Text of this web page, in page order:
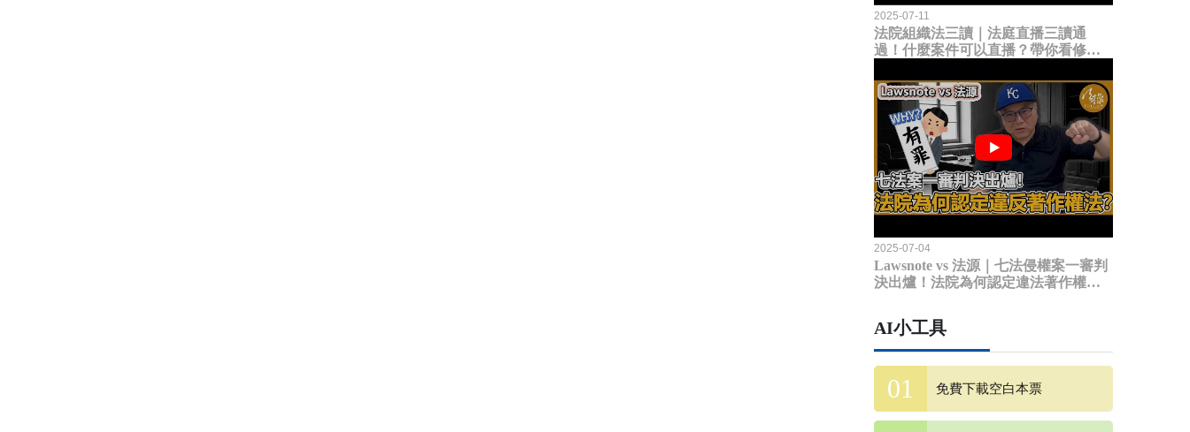
2025-07-11
法院組織法三讀｜法庭直播三讀通
過！什麼案件可以直播？帶你看修法
2025-07-04
Lawsnote vs 法源｜七法侵權案一審判
決出爐！法院為何認定違法著作權
AI小工具
免費下載空白本票